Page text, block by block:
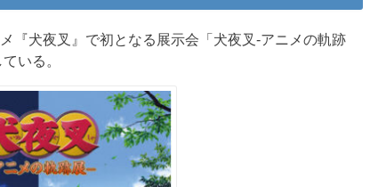
『犬夜叉』で初となる展示会「犬夜叉-アニメの軌跡
いる。